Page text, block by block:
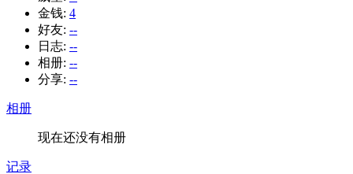
金钱: 4
好友: --
日志: --
相册: --
分享: --
相册
现在还没有相册
记录